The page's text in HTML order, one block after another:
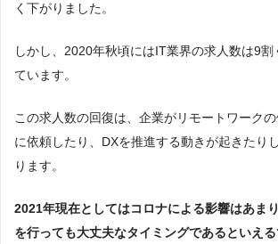
く下がりました。
しかし、2020年秋頃にはIT業界の求人数は9割
ています。
この求人数の回復は、企業がリモートワーク
に依頼したり、DXを推進する動きが起きたり
ります。
2021年現在としてはコロナによる影響はあま
を行っても大丈夫なタイミングであるといえる